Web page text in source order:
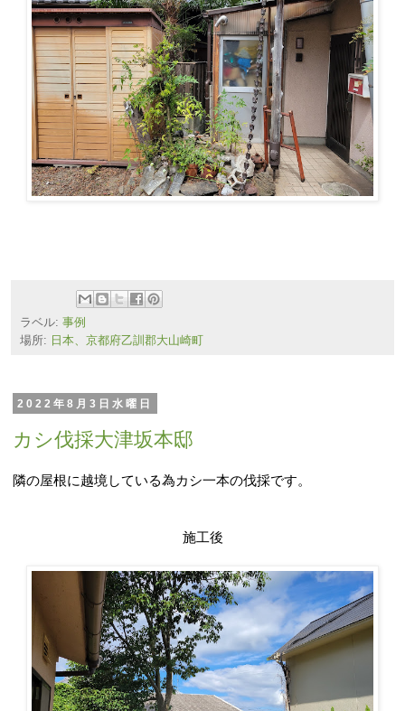
ラベル: 事例
場所: 日本、京都府乙訓郡大山崎町
2022年8月3日水曜日
カシ伐採大津坂本邸
隣の屋根に越境している為カシ一本の伐採です。
施工後